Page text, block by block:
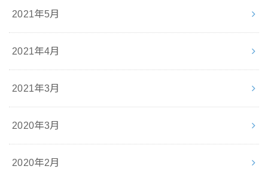
2021年5月
2021年4月
2021年3月
2020年3月
2020年2月